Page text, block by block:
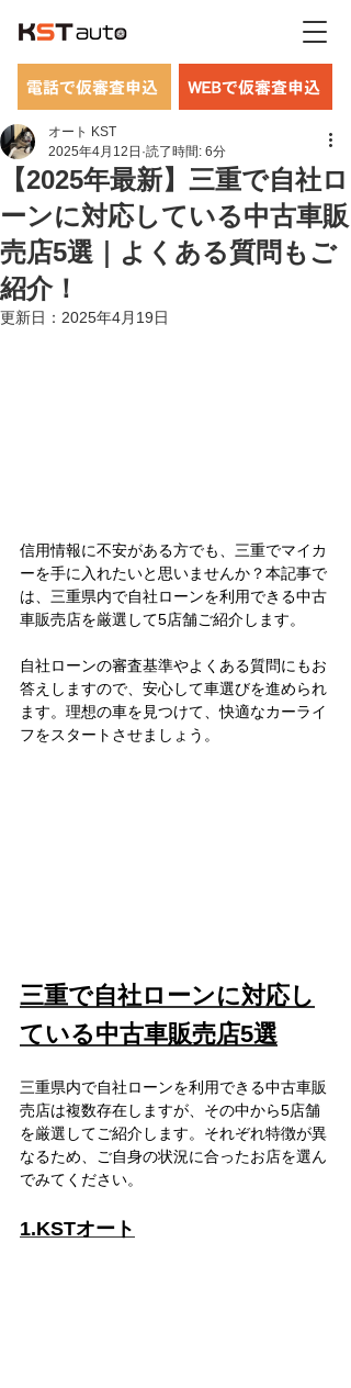
WEBで仮審査申込
電話で仮審査申込
【2025年最新】三重で自社ロ
ーンに対応している中古車販
売店5選｜よくある質問もご
紹介！
オート KST
2025年4月12日 読了時間: 6分
更新日： 2025年4月19日
信用情報に不安がある方でも、三重でマイカ
ーを手に入れたいと思いませんか？本記事で
は、三重県内で自社ローンを利用できる中古
車販売店を厳選して5店舗ご紹介します。
自社ローンの審査基準やよくある質問にもお
答えしますので、安心して車選びを進められ
ます。理想の車を見つけて、快適なカーライ
フをスタートさせましょう。
三重で自社ローンに対応し
ている中古車販売店5選
三重県内で自社ローンを利用できる中古車販
売店は複数存在しますが、その中から5店舗
を厳選してご紹介します。それぞれ特徴が異
なるため、ご自身の状況に合ったお店を選ん
でみてください。
1.KSTオート